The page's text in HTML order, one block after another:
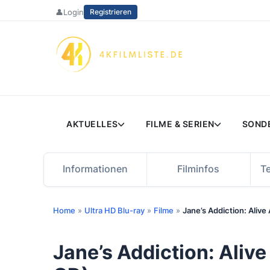
👤Login Registrieren
AKTUELLES FILME & SERIEN
Informationen Filminfos
Home » Ultra HD Blu-ray » Filme » Jane’s Addiction:
Jane’s Addiction: